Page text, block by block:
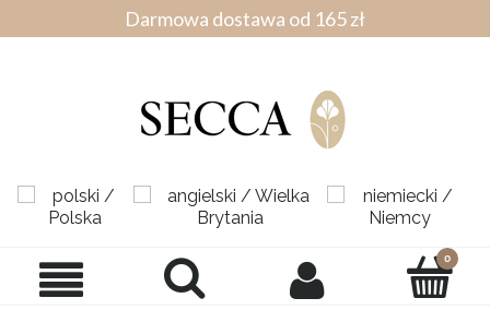
Darmowa dostawa od 165 zł